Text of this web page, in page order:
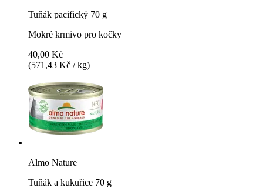
Tuňák pacifický 70 g
Mokré krmivo pro kočky
40,00 Kč
(571,43 Kč / kg)
Almo Nature
Tuňák a kukuřice 70 g